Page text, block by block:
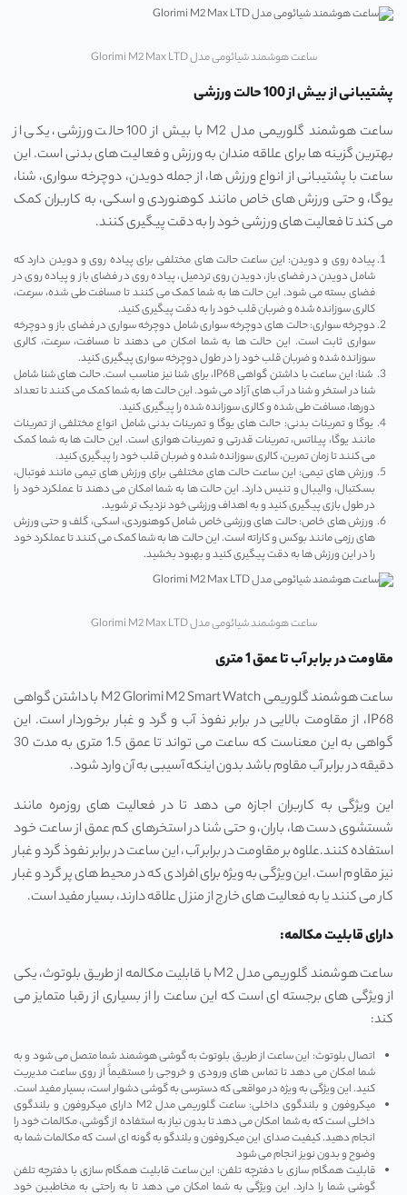
ساعت هوشمند شیائومی مدل Glorimi M2 Max LTD
پشتیبانی از بیش از 100 حالت ورزشی
ساعت هوشمند گلوریمی مدل M2 با بیش از 100 حالت ورزشی، یکی از
بهترین گزینه‌ ها برای علاقه‌ مندان به ورزش و فعالیت‌ های بدنی است. این
ساعت با پشتیبانی از انواع ورزش ها، از جمله دویدن، دوچرخه ‌سواری، شنا،
یوگا، و حتی ورزش ‌های خاص مانند کوهنوردی و اسکی، به کاربران کمک
می‌ کند تا فعالیت ‌های ورزشی خود را به دقت پیگیری کنند.
پیاده ‌روی و دویدن: این ساعت حالت ‌های مختلفی برای پیاده‌ روی و دویدن دارد که
شامل دویدن در فضای باز، دویدن روی تردمیل، پیاده ‌روی در فضای باز و پیاده‌ روی در
فضای بسته می ‌شود. این حالت ‌ها به شما کمک می ‌کنند تا مسافت طی شده، سرعت،
کالری سوزانده شده و ضربان قلب خود را به دقت پیگیری کنید.
دوچرخه ‌سواری: حالت‌ های دوچرخه‌ سواری شامل دوچرخه‌ سواری در فضای باز و دوچرخه
‌سواری ثابت است. این حالت‌ ها به شما امکان می ‌دهند تا مسافت، سرعت، کالری
سوزانده شده و ضربان قلب خود را در طول دوچرخه ‌سواری پیگیری کنید.
شنا: این ساعت با داشتن گواهی IP68، برای شنا نیز مناسب است. حالت‌ های شنا شامل
شنا در استخر و شنا در آب‌ های آزاد می ‌شود. این حالت‌ ها به شما کمک می‌ کنند تا تعداد
دورها، مسافت طی شده و کالری سوزانده شده را پیگیری کنید.
یوگا و تمرینات بدنی: حالت‌ های یوگا و تمرینات بدنی شامل انواع مختلفی از تمرینات
مانند یوگا، پیلاتس، تمرینات قدرتی و تمرینات هوازی است. این حالت‌ ها به شما کمک
می ‌کنند تا زمان تمرین، کالری سوزانده شده و ضربان قلب خود را پیگیری کنید.
ورزش ‌های تیمی: این ساعت حالت ‌های مختلفی برای ورزش‌ های تیمی مانند فوتبال،
بسکتبال، والیبال و تنیس دارد. این حالت‌ ها به شما امکان می‌ دهند تا عملکرد خود را
در طول بازی پیگیری کنید و به اهداف ورزشی خود نزدیک ‌تر شوید.
ورزش‌ های خاص: حالت‌ های ورزشی خاص شامل کوهنوردی، اسکی، گلف و حتی ورزش
‌های رزمی مانند بوکس و کاراته است. این حالت‌ ها به شما کمک می‌ کنند تا عملکرد خود
را در این ورزش‌ ها به دقت پیگیری کنید و بهبود بخشید.
ساعت هوشمند شیائومی مدل Glorimi M2 Max LTD
مقاومت در برابر آب تا عمق 1 متری
ساعت هوشمند گلوریمی M2 Glorimi M2 Smart Watch با داشتن گواهی
IP68، از مقاومت بالایی در برابر نفوذ آب و گرد و غبار برخوردار است. این
گواهی به این معناست که ساعت می ‌تواند تا عمق 1.5 متری به مدت 30
دقیقه در برابر آب مقاوم باشد بدون اینکه آسیبی به آن وارد شود.
این ویژگی به کاربران اجازه می‌ دهد تا در فعالیت ‌های روزمره مانند
شستشوی دست ‌ها، باران، و حتی شنا در استخرهای کم ‌عمق از ساعت خود
استفاده کنند.علاوه بر مقاومت در برابر آب، این ساعت در برابر نفوذ گرد و غبار
نیز مقاوم است. این ویژگی به ویژه برای افرادی که در محیط ‌های پر گرد و غبار
کار می ‌کنند یا به فعالیت‌ های خارج از منزل علاقه دارند، بسیار مفید است.
دارای قابلیت مکالمه:
ساعت هوشمند گلوریمی مدل M2 با قابلیت مکالمه از طریق بلوتوث، یکی
از ویژگی ‌های برجسته ‌ای است که این ساعت را از بسیاری از رقبا متمایز می‌
کند:
اتصال بلوتوث: این ساعت از طریق بلوتوث به گوشی هوشمند شما متصل می‌ شود و به
شما امکان می ‌دهد تا تماس ‌های ورودی و خروجی را مستقیماً از روی ساعت مدیریت
کنید. این ویژگی به ویژه در مواقعی که دسترسی به گوشی دشوار است، بسیار مفید است.
میکروفون و بلندگوی داخلی: ساعت گلوریمی مدل M2 دارای میکروفون و بلندگوی
داخلی است که به شما امکان می‌ دهد تا بدون نیاز به استفاده از گوشی، مکالمات خود را
انجام دهید. کیفیت صدای این میکروفون و بلندگو به گونه‌ ای است که مکالمات شما به
وضوح و بدون نویز انجام می ‌شود
قابلیت همگام‌ سازی با دفترچه تلفن: این ساعت قابلیت همگام‌ سازی با دفترچه تلفن
گوشی شما را دارد. این ویژگی به شما امکان می‌ دهد تا به راحتی به مخاطبین خود